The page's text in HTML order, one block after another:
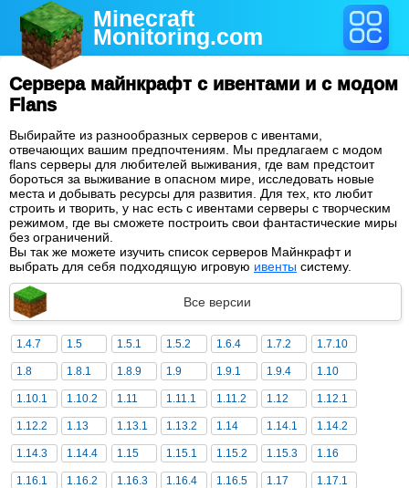
Minecraft
Monitoring.com
Сервера майнкрафт с ивентами и с модом
Flans
Выбирайте из разнообразных серверов с ивентами,
отвечающих вашим предпочтениям. Мы предлагаем с модом
flans серверы для любителей выживания, где вам предстоит
бороться за выживание в опасном мире, исследовать новые
места и добывать ресурсы для развития. Для тех, кто любит
строить и творить, у нас есть с ивентами серверы с творческим
режимом, где вы сможете построить свои фантастические миры
без ограничений.
Вы так же можете изучить список серверов Майнкрафт и
выбрать для себя подходящую игровую ивенты систему.
Все версии
1.4.7 1.5 1.5.1 1.5.2 1.6.4 1.7.2 1.7.10
1.8 1.8.1 1.8.9 1.9 1.9.1 1.9.4 1.10
1.10.1 1.10.2 1.11 1.11.1 1.11.2 1.12 1.12.1
1.12.2 1.13 1.13.1 1.13.2 1.14 1.14.1 1.14.2
1.14.3 1.14.4 1.15 1.15.1 1.15.2 1.15.3 1.16
1.16.1 1.16.2 1.16.3 1.16.4 1.16.5 1.17 1.17.1